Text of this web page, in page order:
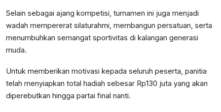
Selain sebagai ajang kompetisi, turnamen ini juga menjadi
wadah mempererat silaturahmi, membangun persatuan, serta
menumbuhkan semangat sportivitas di kalangan generasi
muda.
Untuk memberikan motivasi kepada seluruh peserta, panitia
telah menyiapkan total hadiah sebesar Rp130 juta yang akan
diperebutkan hingga partai final nanti.